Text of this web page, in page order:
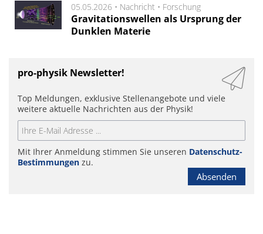
05.05.2026 • Nachricht • Forschung
Gravitationswellen als Ursprung der
Dunklen Materie
pro-physik Newsletter!
Top Meldungen, exklusive Stellenangebote und viele
weitere aktuelle Nachrichten aus der Physik!
Mit Ihrer Anmeldung stimmen Sie unseren Datenschutz-
Bestimmungen zu.
Absenden